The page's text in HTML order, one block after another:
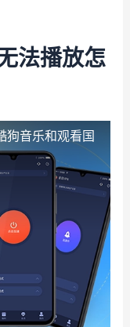
法播放怎
狗音乐和观看国